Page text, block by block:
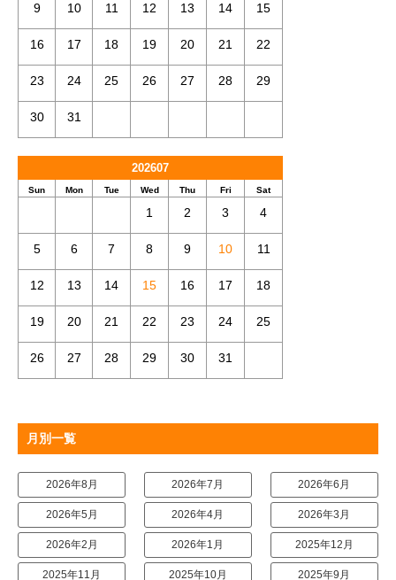
9 10 11 12 13 14 15
16 17 18 19 20 21 22
23 24 25 26 27 28 29
30 31
202607
Sun Mon Tue Wed Thu Fri Sat
1 2 3 4
5 6 7 8 9 10 11
12 13 14 15 16 17 18
19 20 21 22 23 24 25
26 27 28 29 30 31
月別一覧
2026年8月 2026年7月 2026年6月
2026年5月 2026年4月 2026年3月
2026年2月 2026年1月 2025年12月
2025年11月 2025年10月 2025年9月